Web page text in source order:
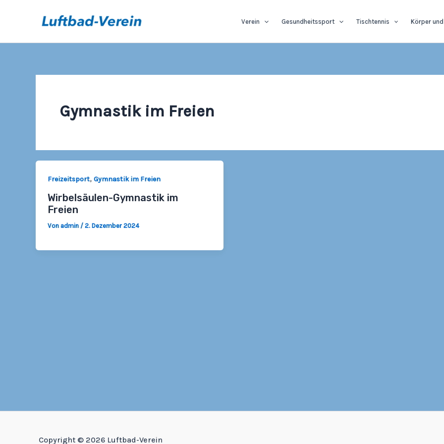
Verein Gesundheitssport Tischtennis Körper
Gymnastik im Freien
Freizeitsport, Gymnastik im Freien
Wirbelsäulen-Gymnastik im
Freien
Von admin / 2. Dezember 2024
Copyright © 2026 Luftbad-Verein